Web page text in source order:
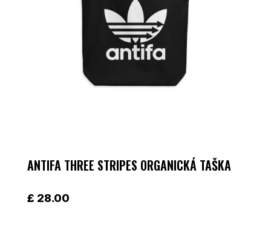
ANTIFA THREE STRIPES ORGANICKÁ TAŠKA
£ 28.00